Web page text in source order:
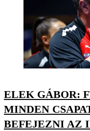
ELEK GÁBOR:
MINDEN
BEFEJEZNI AZ